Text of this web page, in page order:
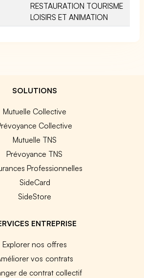
RESTAURATION TOURISME
LOISIRS ET ANIMATION
SOLUTIONS
Mutuelle Collective
Collective
Mutuelle TNS
Prévoyance TNS
Professionnelles
SideCard
SideStore
ENTREPRISE
Explorer nos offres
vos contrats
de contrat collectif